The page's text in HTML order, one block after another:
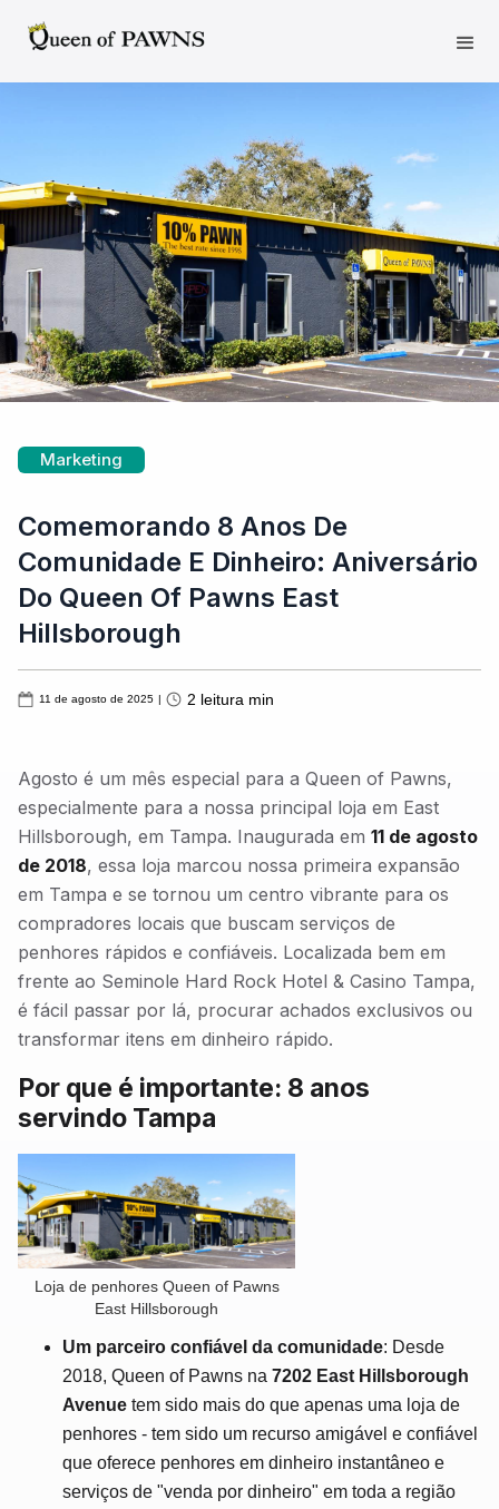
Marketing
Comemorando 8 Anos De
Comunidade E Dinheiro: Aniversário
Do Queen Of Pawns East
Hillsborough
11 de agosto de 2025 | 2 leitura min
Agosto é um mês especial para a Queen of Pawns,
especialmente para a nossa principal loja em East
Hillsborough, em Tampa. Inaugurada em 11 de agosto
de 2018, essa loja marcou nossa primeira expansão
em Tampa e se tornou um centro vibrante para os
compradores locais que buscam serviços de
penhores rápidos e confiáveis. Localizada bem em
frente ao Seminole Hard Rock Hotel & Casino Tampa,
é fácil passar por lá, procurar achados exclusivos ou
transformar itens em dinheiro rápido.
Por que é importante: 8 anos
servindo Tampa
Loja de penhores Queen of Pawns
East Hillsborough
Um parceiro confiável da comunidade: Desde
2018, Queen of Pawns na 7202 East Hillsborough
Avenue tem sido mais do que apenas uma loja de
penhores - tem sido um recurso amigável e confiável
que oferece penhores em dinheiro instantâneo e
serviços de "venda por dinheiro" em toda a região